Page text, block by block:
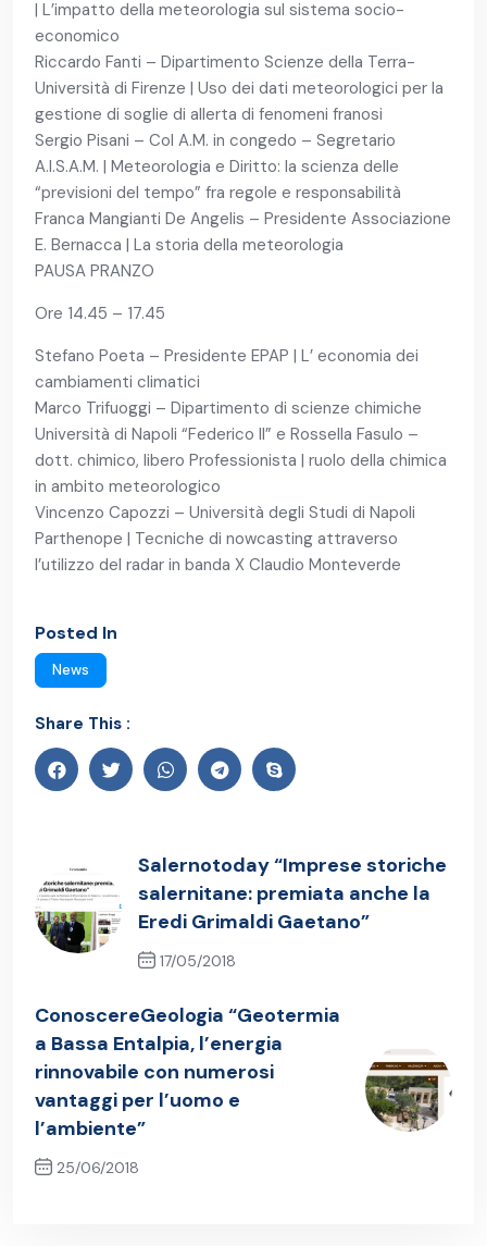
| L’impatto della meteorologia sul sistema socio-
economico
Riccardo Fanti – Dipartimento Scienze della Terra-
Università di Firenze | Uso dei dati meteorologici per la
gestione di soglie di allerta di fenomeni franosi
Sergio Pisani – Col A.M. in congedo – Segretario
A.I.S.A.M. | Meteorologia e Diritto: la scienza delle
“previsioni del tempo” fra regole e responsabilità
Franca Mangianti De Angelis – Presidente Associazione
E. Bernacca | La storia della meteorologia
PAUSA PRANZO
Ore 14.45 – 17.45
Stefano Poeta – Presidente EPAP | L’ economia dei
cambiamenti climatici
Marco Trifuoggi – Dipartimento di scienze chimiche
Università di Napoli “Federico II” e Rossella Fasulo –
dott. chimico, libero Professionista | ruolo della chimica
in ambito meteorologico
Vincenzo Capozzi – Università degli Studi di Napoli
Parthenope | Tecniche di nowcasting attraverso
l’utilizzo del radar in banda X Claudio Monteverde
Posted In
News
Share This :
Salernotoday “Imprese storiche
salernitane: premiata anche la
Eredi Grimaldi Gaetano”
17/05/2018
ConoscereGeologia “Geotermia
a Bassa Entalpia, l’energia
rinnovabile con numerosi
vantaggi per l’uomo e
l’ambiente”
25/06/2018